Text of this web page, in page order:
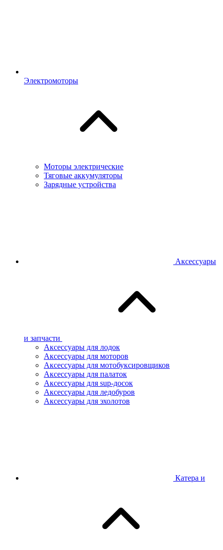
Электромоторы
Моторы электрические
Тяговые аккумуляторы
Зарядные устройства
Аксессуары
и запчасти
Аксессуары для лодок
Аксессуары для моторов
Аксессуары для мотобуксировщиков
Аксессуары для палаток
Аксессуары для sup-досок
Аксессуары для ледобуров
Аксессуары для эхолотов
Катера и